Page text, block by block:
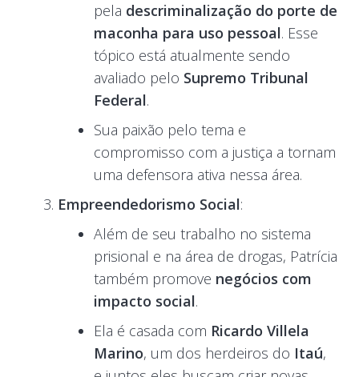
pela descriminalização do porte de
maconha para uso pessoal. Esse
tópico está atualmente sendo
avaliado pelo Supremo Tribunal
Federal.
Sua paixão pelo tema e
compromisso com a justiça a tornam
uma defensora ativa nessa área.
Empreendedorismo Social:
Além de seu trabalho no sistema
prisional e na área de drogas, Patrícia
também promove negócios com
impacto social.
Ela é casada com Ricardo Villela
Marino, um dos herdeiros do Itaú,